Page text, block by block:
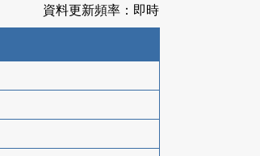
資料更新頻率：即時